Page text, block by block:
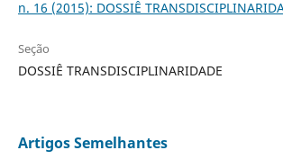
n. 16 (2015): DOSSIÊ
Seção
DOSSIÊ TRANSDISCIPLINARIDADE
Artigos Semelhantes